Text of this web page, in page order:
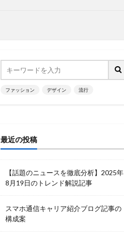
ファッション デザイン 流行
最近の投稿
【話題のニュースを徹底分析】2025年
8月19日のトレンド解説記事
スマホ通信キャリア紹介ブログ記事の
構成案